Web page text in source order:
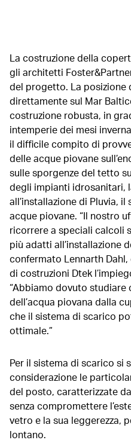
La costruzione della
gli architetti
del progetto. La
direttamente sul Mar
costruzione robusta, in
intemperie dei mesi
il difficile compito di
delle acque piovane
sulle sporgenze del tetto
degli impianti idrosanitari,
all’installazione di Pluvia,
acque piovane. “Il nostro
ricorrere a speciali calcoli
più adatti all’installazione
confermato Lennarth
di costruzioni Dtek
“Abbiamo dovuto studiare
dell’acqua piovana dalla
che il sistema di scarico
ottimale.”
Per il sistema di scarico si
considerazione le
del posto, caratterizzate
senza compromettere
vetro e la sua leggerezza,
lontano.